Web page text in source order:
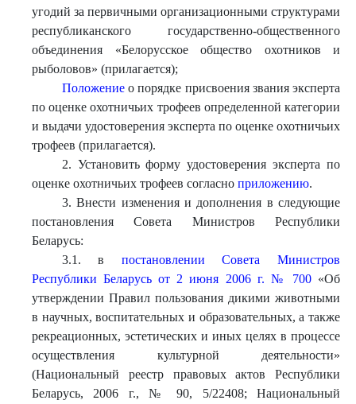
угодий за первичными организационными структурами
республиканского государственно-общественного
объединения «Белорусское общество охотников и
рыболовов» (прилагается);
Положениео порядке присвоения звания эксперта
по оценке охотничьих трофеев определенной категории
и выдачи удостоверения эксперта по оценке охотничьих
трофеев (прилагается).
2. Установить форму удостоверения эксперта по
оценке охотничьих трофеев согласно приложению.
3. Внести изменения и дополнения в следующие
постановления Совета Министров Республики
Беларусь:
3.1. в постановлении Совета Министров
Республики Беларусь от 2 июня 2006 г. № 700«Об
утверждении Правил пользования дикими животными
в научных, воспитательных и образовательных, а также
рекреационных, эстетических и иных целях в процессе
осуществления культурной деятельности»
(Национальный реестр правовых актов Республики
Беларусь, 2006 г., № 90, 5/22408; Национальный